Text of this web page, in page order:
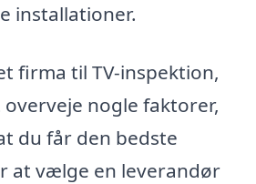
installationer.
firma til TV-inspektion,
nogle faktorer,
du får den bedste
at vælge en leverandør